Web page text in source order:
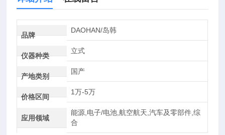
品牌
DAOHAN/岛韩
仪器种类
立式
产地类别
国产
价格区间
1万-5万
应用领域
能源,电子/电池,航空航天,汽车及零部件,综
合